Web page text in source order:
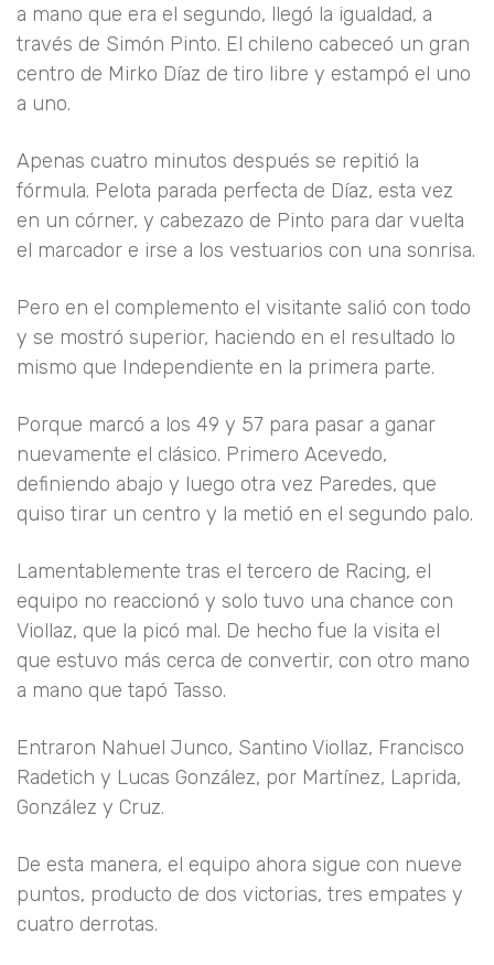
a mano que era el segundo, llegó la igualdad, a
través de Simón Pinto. El chileno cabeceó un gran
centro de Mirko Díaz de tiro libre y estampó el uno
a uno.
Apenas cuatro minutos después se repitió la
fórmula. Pelota parada perfecta de Díaz, esta vez
en un córner, y cabezazo de Pinto para dar vuelta
el marcador e irse a los vestuarios con una sonrisa.
Pero en el complemento el visitante salió con todo
y se mostró superior, haciendo en el resultado lo
mismo que Independiente en la primera parte.
Porque marcó a los 49 y 57 para pasar a ganar
nuevamente el clásico. Primero Acevedo,
definiendo abajo y luego otra vez Paredes, que
quiso tirar un centro y la metió en el segundo palo.
Lamentablemente tras el tercero de Racing, el
equipo no reaccionó y solo tuvo una chance con
Viollaz, que la picó mal. De hecho fue la visita el
que estuvo más cerca de convertir, con otro mano
a mano que tapó Tasso.
Entraron Nahuel Junco, Santino Viollaz, Francisco
Radetich y Lucas González, por Martínez, Laprida,
González y Cruz.
De esta manera, el equipo ahora sigue con nueve
puntos, producto de dos victorias, tres empates y
cuatro derrotas.